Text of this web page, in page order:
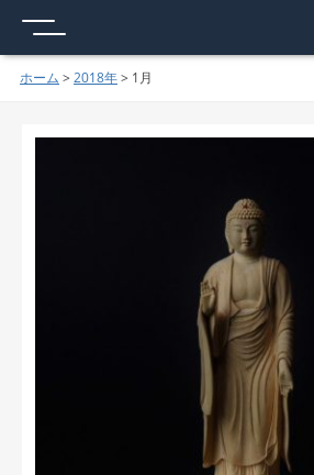
ホーム > 2018年> 1月